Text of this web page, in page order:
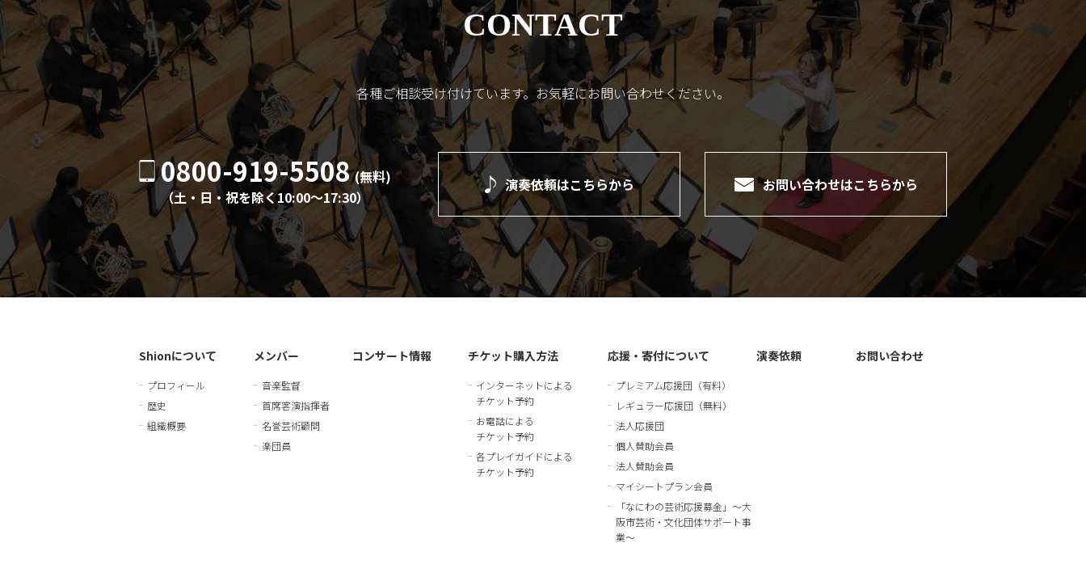
CONTACT
各種ご相談受け付けています。 お気軽にお問い合わせください。
0800-919-5508 (無料)
（土・日・祝を除く10:00〜17:30）
演奏依頼はこちらから お問い合わせはこちらから
Shionについて
プロフィール
歴史
組織概要
メンバー
音楽監督
首席客演指揮者
名誉芸術顧問
楽団員
コンサート情報 チケット購入方法
インターネットによる
チケット予約
お電話による
チケット予約
各プレイガイドによる
チケット予約
応援・寄付について
プレミアム応援団（有料）
レギュラー応援団（無料）
法人応援団
個人賛助会員
法人賛助会員
マイシートプラン会員
「なにわの芸術応援募金」～大
阪市芸術・文化団体サポート事
業～
演奏依頼 お問い合わせ